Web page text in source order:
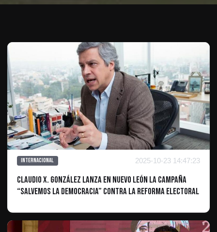
Internacional 2025-10-23 14:47:23
Claudio X. González lanza en Nuevo León la campaña
“Salvemos la Democracia” contra la reforma electoral